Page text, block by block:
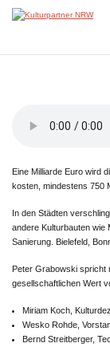
Inhalt
Eine Milliarde Euro wird
kosten, mindestens 750
In den Städten
andere Kulturbauten wie
Sanierung. Bielefeld,
Peter Grabowski spricht
gesellschaftlichen Wert
Miriam Koch,
Wesko Rohde,
Bernd Streitberger,